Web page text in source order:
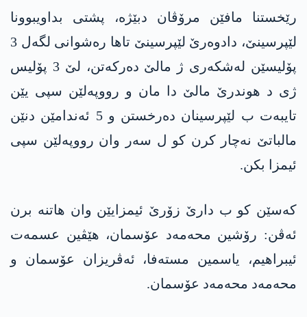
رێخستنا مافێن مرۆڤان دبێژە، پشتی بداویبوونا
لێپرسینێ، دادوەرێ لێپرسینێ تاھا رەشوانی لگەل 3
پۆلیسێن لەشکەری ژ مالێ دەرکەتن، لێ 3 پۆلیس
ژی د ھوندرێ مالێ دا مان و رووپەلێن سپی یێن
تایبەت ب لێپرسینان دەرخستن و 5 ئەندامێن دنێن
مالباتێ نەچار کرن کو ل سەر وان رووپەلێن سپی
ئیمزا بکن.
کەسێن کو ب دارێ زۆرێ ئیمزایێن وان ھاتنە برن
ئەڤن: رۆشین محەمەد عۆسمان، ھێڤین عسمەت
ئیبراھیم، یاسمین مستەفا، ئەڤریزان عۆسمان و
محەمەد محەمەد عۆسمان.